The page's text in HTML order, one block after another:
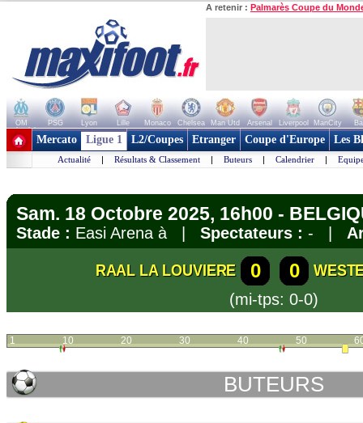
A retenir : Palmarès Coupe du
OM PSG Lyon Lille Monaco Chelsea Man Utd Arsenal Liverpool ManCity
+ de clubs
Mercato Ligue 1 L2/Coupes Etranger Coupe d'Europe Les
Actualité | Résultats & Classement | Buteurs | Calendrier |
Sam. 18 Octobre 2025, 16h00 -
Stade : Easi Arena à | Spectateurs : - |
RAAL LA LOUVIERE 0 0
(mi-tps: 0-0)
1 10 20 30 40 50
BUTEURS